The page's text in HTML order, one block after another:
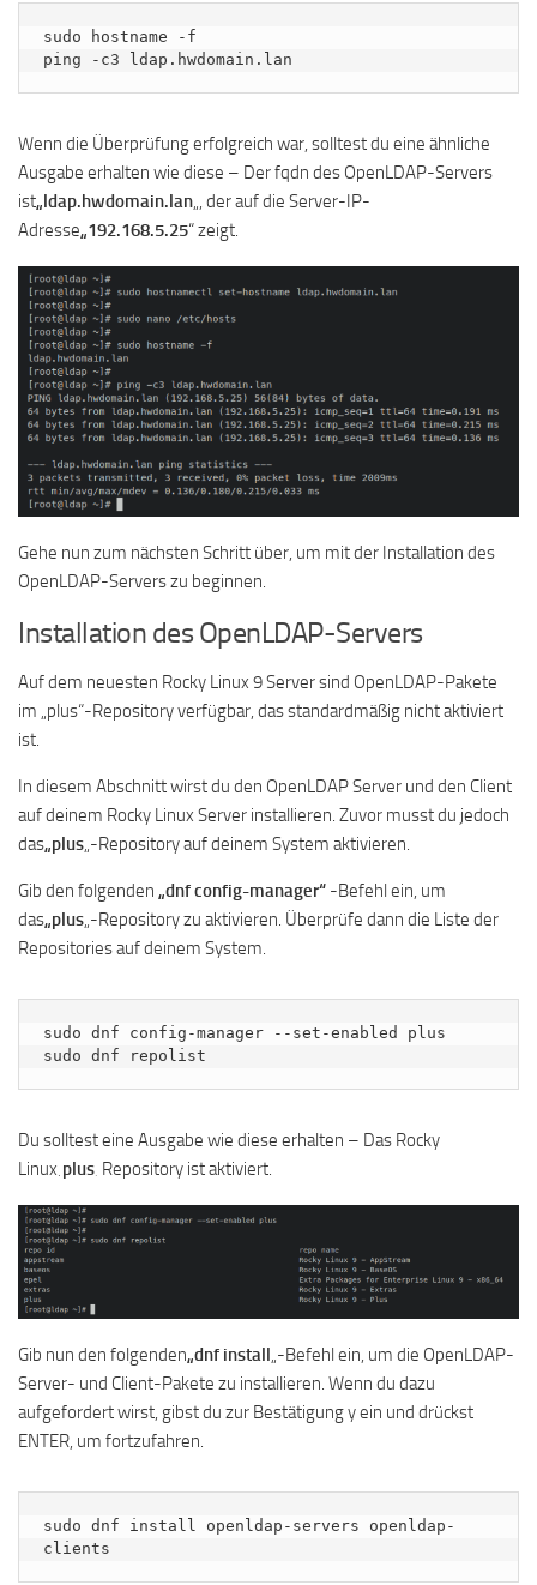
sudo hostname -f
ping -c3 ldap.hwdomain.lan
Wenn die Überprüfung erfolgreich war, solltest du eine ähnliche
Ausgabe erhalten wie diese – Der fqdn des OpenLDAP-Servers
ist„ldap.hwdomain.lan„, der auf die Server-IP-
Adresse„192.168.5.25“ zeigt.
Gehe nun zum nächsten Schritt über, um mit der Installation des
OpenLDAP-Servers zu beginnen.
Installation des OpenLDAP-Servers
Auf dem neuesten Rocky Linux 9 Server sind OpenLDAP-Pakete
im „plus“-Repository verfügbar, das standardmäßig nicht aktiviert
ist.
In diesem Abschnitt wirst du den OpenLDAP Server und den Client
auf deinem Rocky Linux Server installieren. Zuvor musst du jedoch
das„plus„-Repository auf deinem System aktivieren.
Gib den folgenden „dnf config-manager“ -Befehl ein, um
das„plus„-Repository zu aktivieren. Überprüfe dann die Liste der
Repositories auf deinem System.
sudo dnf config-manager --set-enabled plus
sudo dnf repolist
Du solltest eine Ausgabe wie diese erhalten – Das Rocky
Linux ‚plus ‚ Repository ist aktiviert.
Gib nun den folgenden„dnf install „-Befehl ein, um die OpenLDAP-
Server- und Client-Pakete zu installieren. Wenn du dazu
aufgefordert wirst, gibst du zur Bestätigung y ein und drückst
ENTER, um fortzufahren.
sudo dnf install openldap-servers openldap-
clients